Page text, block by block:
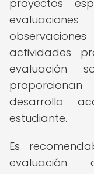
proyectos
actividades
evaluación
desarrollo
estudiante.
Es
evaluación